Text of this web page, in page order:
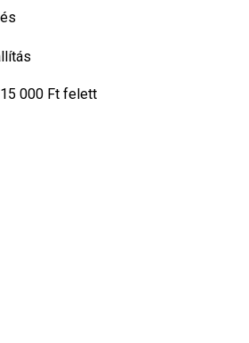
000 Ft felett